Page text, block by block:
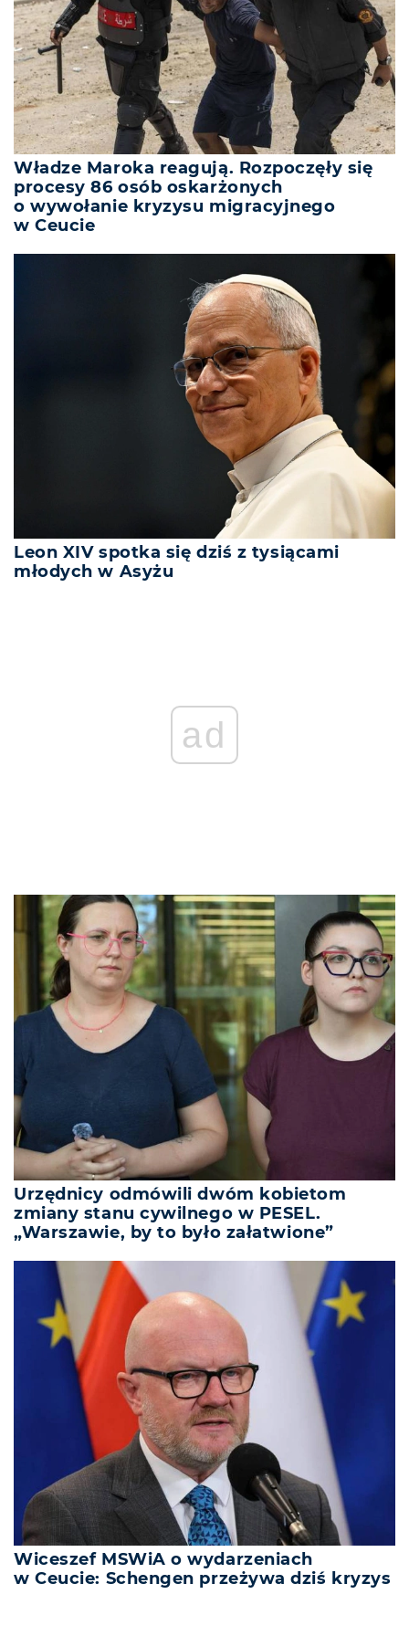
Władze Maroka reagują. Rozpoczęły się
procesy 86 osób oskarżonych
o wywołanie kryzysu migracyjnego
w Ceucie
Leon XIV spotka się dziś z tysiącami
młodych w Asyżu
ad
Urzędnicy odmówili dwóm kobietom
zmiany stanu cywilnego w PESEL.
„Warszawie, by to było załatwione”
Wiceszef MSWiA o wydarzeniach
w Ceucie: Schengen przeżywa dziś kryzys